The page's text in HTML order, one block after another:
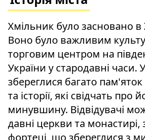
Хмільник було засновано в
Воно було важливим
торговим центром на
України у стародавні часи. У
збереглися багато пам'яток
та історії, які свідчать про
минувшину. Відвідувачі
давні церкви та монастирі,